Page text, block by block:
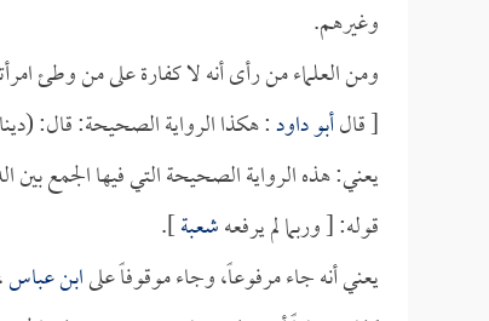
وغيرهم.
ومن العلماء من رأى أنه لا كفارة على من وطئ
[ قالأبو داود: هكذا الرواية الصحيحة: قال:
يعني: هذه الرواية الصحيحة التي فيها الجمع بين
قوله: [ وربما لم يرفعهشعبة].
يعني أنه جاء مرفوعاً، وجاء موقوفاً علىابن عباس